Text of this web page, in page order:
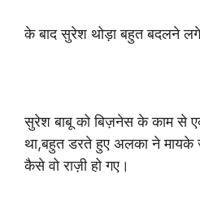
के बाद सुरेश थोड़ा बहुत बदलने
सुरेश बाबू को बिज़नेस के काम से
था,बहुत डरते हुए अलका ने मायके
कैसे वो राज़ी हो गए।